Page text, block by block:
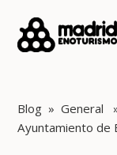
Blog »General
Ayuntamiento de